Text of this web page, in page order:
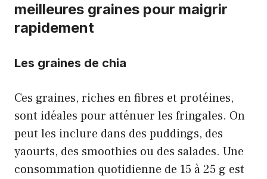
meilleures graines pour maigrir
rapidement
Les graines de chia
Ces graines, riches en fibres et protéines,
sont idéales pour atténuer les fringales. On
peut les inclure dans des puddings, des
yaourts, des smoothies ou des salades. Une
consommation quotidienne de 15 à 25 g est